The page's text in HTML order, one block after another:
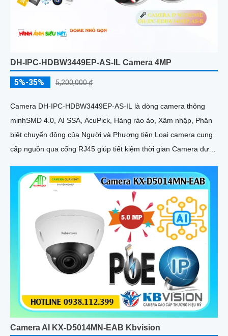
DH-IPC-HDBW3449EP-AS-IL Camera 4MP
5%-35% 5,200,000 ₫
Camera DH-IPC-HDBW3449EP-AS-IL là dòng camera thông
minhSMD 4.0, AI SSA, AcuPick, Hàng rào ảo, Xâm nhập, Phân
biệt chuyển động của Người và Phương tiện Loại camera cung
cấp nguồn qua cổng RJ45 giúp tiết kiệm thời gian Camera được
Camera AI KX-D5014MN-EAB Kbvision